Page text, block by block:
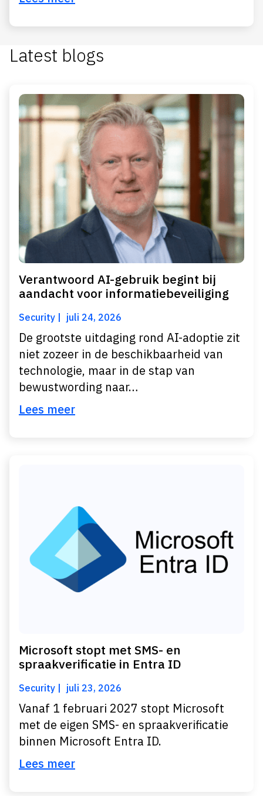
Latest blogs
Verantwoord AI-gebruik begint bij
aandacht voor informatiebeveiliging
Security juli 24, 2026
De grootste uitdaging rond AI-adoptie zit
niet zozeer in de beschikbaarheid van
technologie, maar in de stap van
bewustwording naar…
Lees meer
Microsoft stopt met SMS- en
spraakverificatie in Entra ID
Security juli 23, 2026
Vanaf 1 februari 2027 stopt Microsoft
met de eigen SMS- en spraakverificatie
binnen Microsoft Entra ID.
Lees meer